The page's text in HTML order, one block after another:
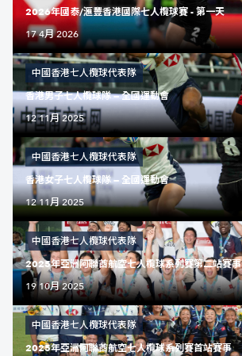
2026年國泰/滙豐香港國際七人欖球賽 - 第一天
17 4月 2026
中國香港七人欖球代表隊
香港男子七人欖球隊 — 全國運動會
12 11月 2025
中國香港七人欖球代表隊
香港女子七人欖球隊 — 全國運動會
12 11月 2025
中國香港七人欖球代表隊
2025年亞洲阿聯酋航空七人欖球系列賽第二站賽事
19 10月 2025
中國香港七人欖球代表隊
2025年亞洲阿聯酋航空七人欖球系列賽首站賽事